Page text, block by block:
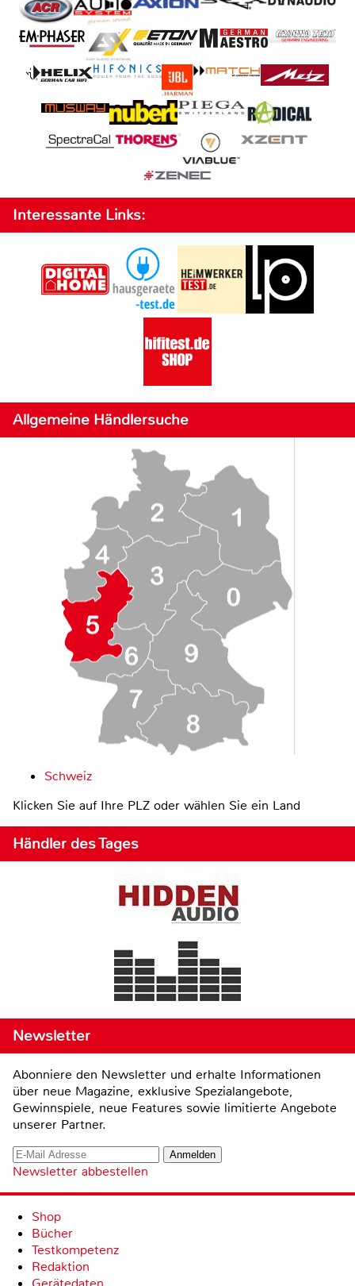
Interessante Links:
Allgemeine Händlersuche
Schweiz
Klicken Sie auf Ihre PLZ oder wählen Sie ein Land
Händler des Tages
Newsletter
Abonniere den Newsletter und erhalte Informationen
über neue Magazine, exklusive Spezialangebote,
Gewinnspiele, neue Features sowie limitierte Angebote
unserer Partner.
Newsletter abbestellen
Shop
Bücher
Testkompetenz
Redaktion